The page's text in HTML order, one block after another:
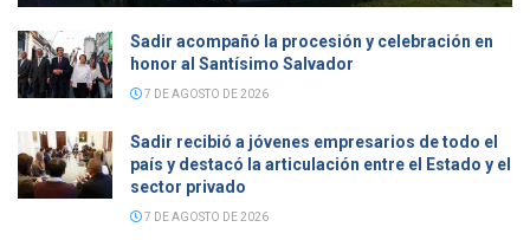
Sadir acompañó la procesión y celebración en
honor al Santísimo Salvador
7 DE AGOSTO DE 2026
Sadir recibió a jóvenes empresarios de todo el
país y destacó la articulación entre el Estado y el
sector privado
7 DE AGOSTO DE 2026